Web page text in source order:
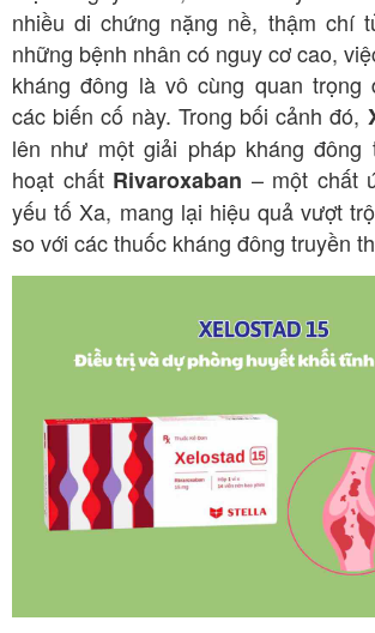
nhiều di chứng nặng nề, thậm chí
những bệnh nhân có nguy cơ cao,
kháng đông là vô cùng quan trọng
các biến cố này. Trong bối cảnh đó,
lên như một giải pháp kháng đông
hoạt chất Rivaroxaban – một chất
yếu tố Xa, mang lại hiệu quả vượt
so với các thuốc kháng đông truyền